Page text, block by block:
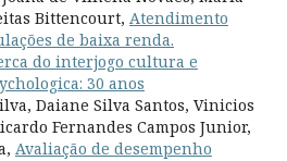
Bittencourt, Atendimento
de baixa renda.
do interjogo cultura e
30 anos
Daiane Silva Santos, Vinicios
Fernandes Campos Junior,
Avaliação de desempenho